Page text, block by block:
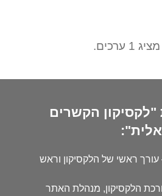
מציג 1 ערכים.
הקשרים
עורך ראשי של הלקסיקון וראש
הלקסיקון, מנהלת האתר